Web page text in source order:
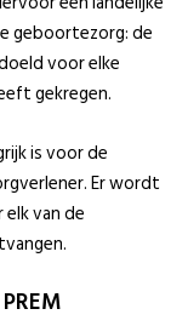
geboortezorg​: de
voor elke
gekregen.​
is voor de
Er wordt
van de